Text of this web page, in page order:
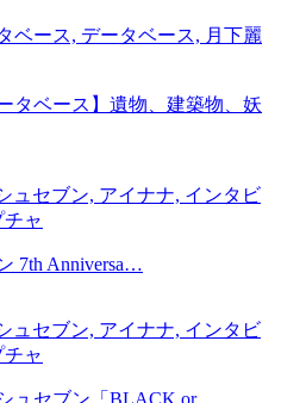
ベース, データベース, 月下麗
タベース】遺物、建築物、妖
ュセブン, アイナナ, インタビ
ャ
7th Anniversa…
ュセブン, アイナナ, インタビ
ャ
ュセブン「BLACK or …